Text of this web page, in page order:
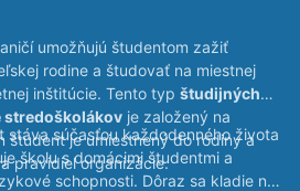
umožňujú študentom zažiť
rodine a študovať na miestnej
inštitúcie. Tento typ študijných
stredoškolákov je založený na
študent je umiestnený do rodiny a
pravidiel organizácie.
stáva súčasťou každodenného života
školu s domácimi študentmi a
schopnosti. Dôraz sa kladie na